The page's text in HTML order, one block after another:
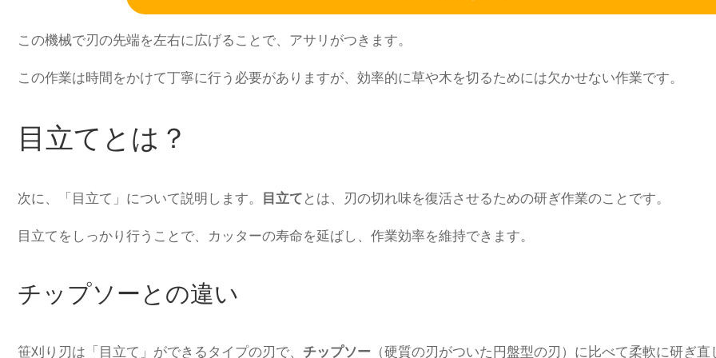
この機械で刃の先端を左右に広げることで、アサリがつきます。
この作業は時間をかけて丁寧に行う必要がありますが、効率的に草や木を切るためには欠かせない作業です。
目立てとは？
次に、「目立て」について説明します。 目立て とは、刃の切れ味を復活させるための研ぎ作業のことです。
目立てをしっかり行うことで、カッターの寿命を延ばし、作業効率を維持できます。
チップソーとの違い
笹刈り刃は「目立て」ができるタイプの刃で、 チップソー （硬質の刃がついた円盤型の刃）に比べて柔軟に研ぎ直